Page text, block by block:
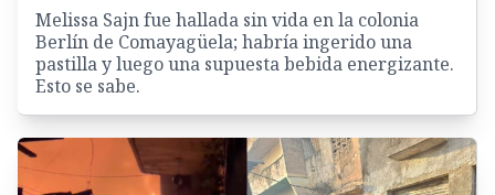
Melissa Sajn fue hallada sin vida en la colonia
Berlín de Comayagüela; habría ingerido una
pastilla y luego una supuesta bebida energizante.
Esto se sabe.